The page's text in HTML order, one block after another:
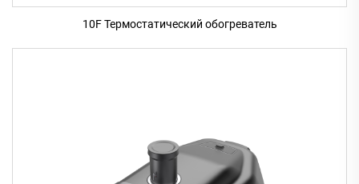
10F Термостатический обогреватель